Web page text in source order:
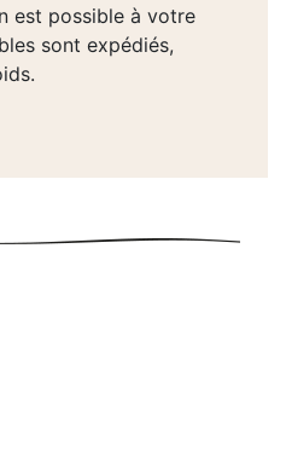
est possible à votre
sont expédiés,